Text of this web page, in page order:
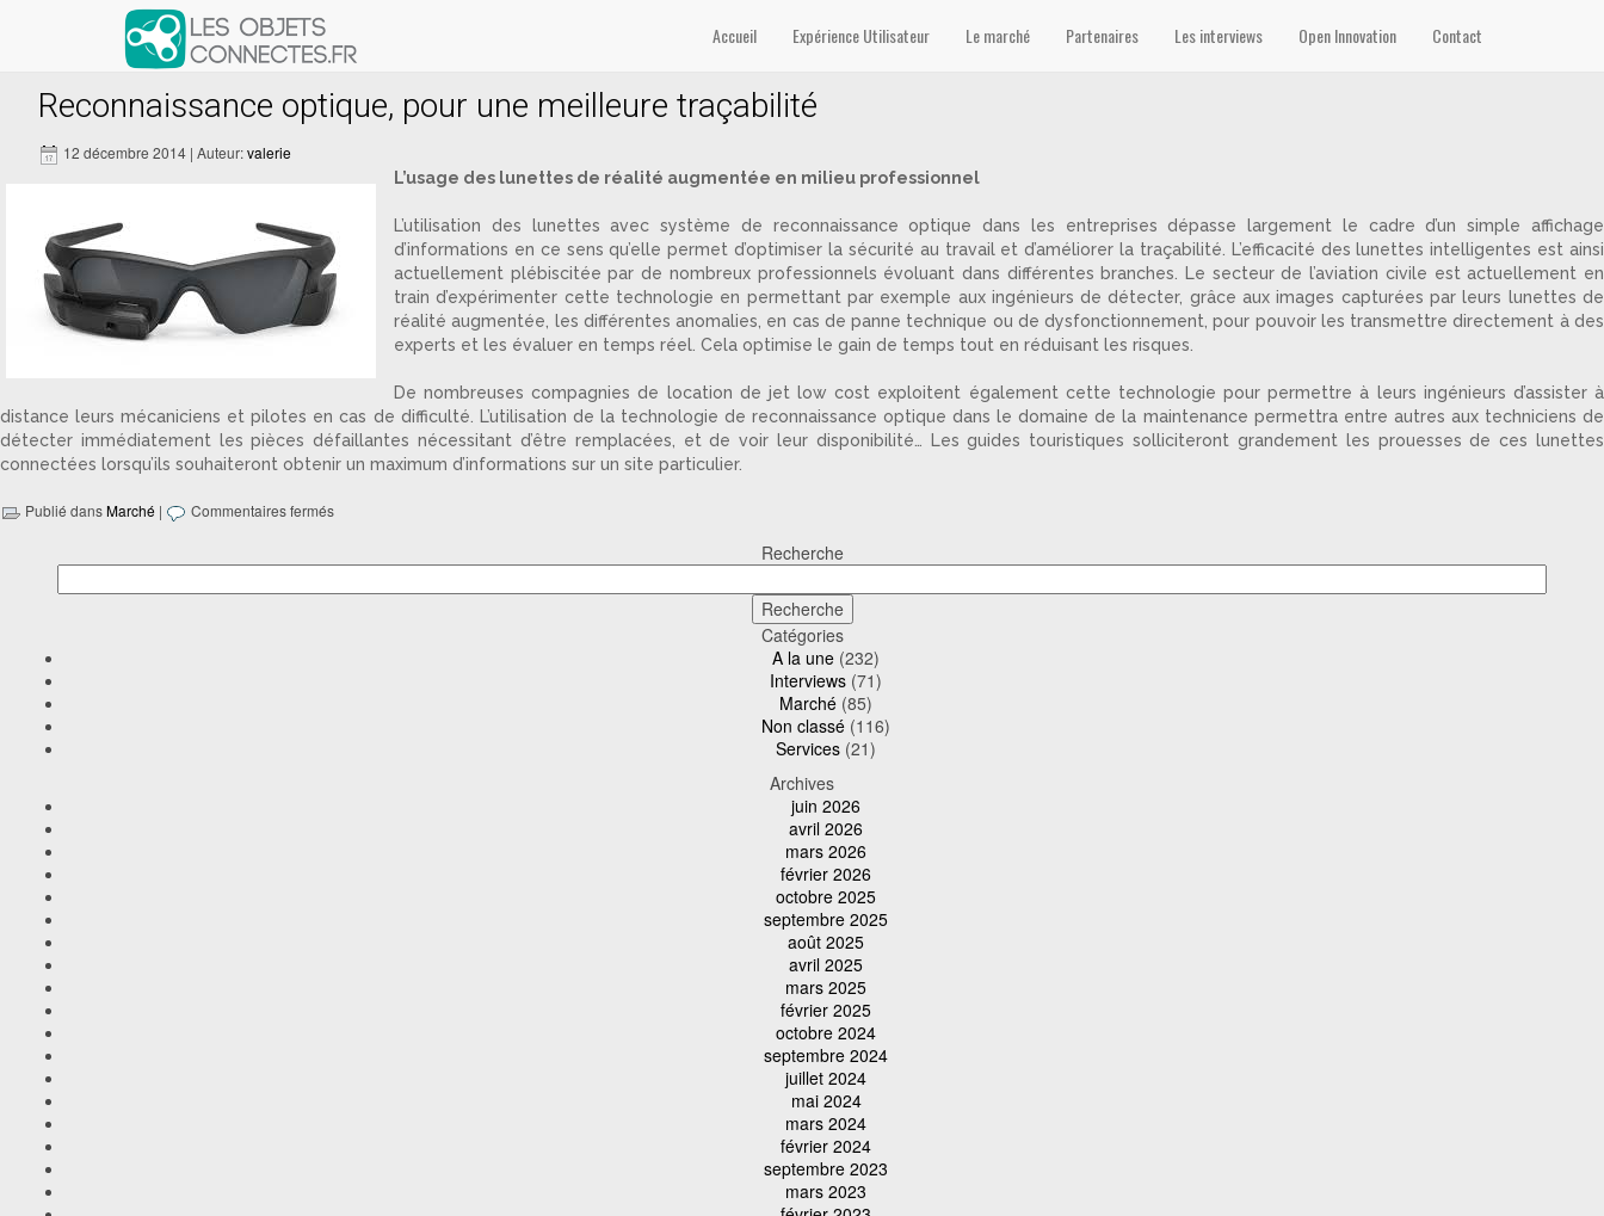
Accueil Expérience Utilisateur Le marché Partenaires Les interviews Open Innovation Contact
Articles avec le tag ‘lunette intelligente’
Reconnaissance optique, pour une meilleure traçabilité
12 décembre 2014 | Auteur:valerie
L’usage des lunettes de réalité augmentée en milieu professionnel
L’utilisation des lunettes avec système de reconnaissance optique dans les entreprises dépasse largement le cadre d’un simple affichage
d’informations en ce sens qu’elle permet d’optimiser la sécurité au travail et d’améliorer la traçabilité. L’efficacité des lunettes intelligentes est ainsi
actuellement plébiscitée par de nombreux professionnels évoluant dans différentes branches. Le secteur de l’aviation civile est actuellement en
train d’expérimenter cette technologie en permettant par exemple aux ingénieurs de détecter, grâce aux images capturées par leurs lunettes de
réalité augmentée, les différentes anomalies, en cas de panne technique ou de dysfonctionnement, pour pouvoir les transmettre directement à des
experts et les évaluer en temps réel. Cela optimise le gain de temps tout en réduisant les risques.
De nombreuses compagnies de location de jet low cost exploitent également cette technologie pour permettre à leurs ingénieurs d’assister à
distance leurs mécaniciens et pilotes en cas de difficulté. L’utilisation de la technologie de reconnaissance optique dans le domaine de la maintenance permettra entre autres aux techniciens de
détecter immédiatement les pièces défaillantes nécessitant d’être remplacées, et de voir leur disponibilité… Les guides touristiques solliciteront grandement les prouesses de ces lunettes
connectées lorsqu’ils souhaiteront obtenir un maximum d’informations sur un site particulier.
Publié dansMarché | Commentaires fermés
Recherche
Catégories
A la une (232)
Interviews (71)
Marché (85)
Non classé (116)
Services (21)
Archives
juin 2026
avril 2026
mars 2026
février 2026
octobre 2025
septembre 2025
août 2025
avril 2025
mars 2025
février 2025
octobre 2024
septembre 2024
juillet 2024
mai 2024
mars 2024
février 2024
septembre 2023
mars 2023